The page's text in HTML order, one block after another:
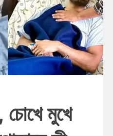
চোখে মুখে